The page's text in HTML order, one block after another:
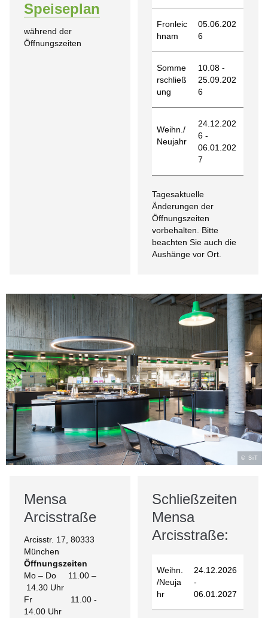
Speiseplan
während der
Öffnungszeiten
Fronleic
hnam
05.06.202
6
Somme
rschließ
ung
10.08 -
25.09.202
6
Weihn./
Neujahr
24.12.202
6 -
06.01.202
7
Tagesaktuelle
Änderungen der
Öffnungszeiten
vorbehalten. Bitte
beachten Sie auch die
Aushänge vor Ort.
© SiT
Mensa
Arcisstraße
Arcisstr. 17, 80333
München
Öffnungszeiten
Mo – Do 11.00 –
14.30 Uhr
Fr 11.00 -
14.00 Uhr
Schließzeiten
Mensa
Arcisstraße:
Weihn.
/Neuja
hr
24.12.2026
-
06.01.2027